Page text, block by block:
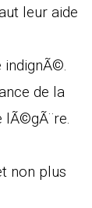
leur aide
indignÃ©.
de la
lÃ©gÃ¨re.
non plus